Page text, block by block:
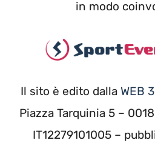
in modo
Il sito è edito dalla WEB
Piazza Tarquinia 5 –
IT12279101005 –